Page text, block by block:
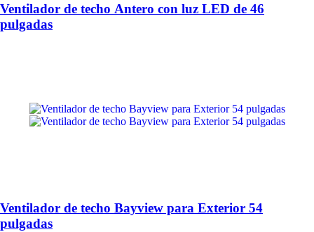
Ventilador de techo Antero con luz LED de 46
pulgadas
Ventilador de techo Bayview para Exterior 54
pulgadas